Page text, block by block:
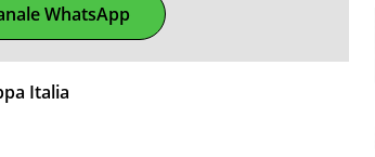
WhatsApp
Italia